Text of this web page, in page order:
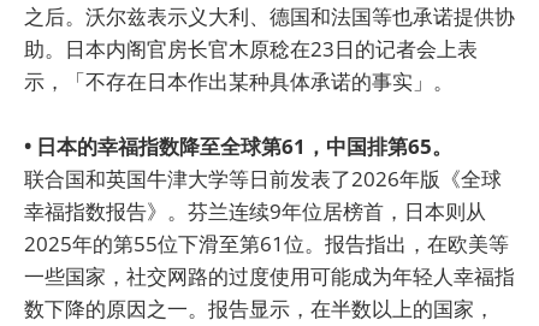
之后。沃尔兹表示义大利、德国和法国等也承诺提供协
助。日本内阁官房长官木原稔在23日的记者会上表
示，「不存在日本作出某种具体承诺的事实」。
• 日本的幸福指数降至全球第61，中国排第65。
联合国和英国牛津大学等日前发表了2026年版《全球
幸福指数报告》。芬兰连续9年位居榜首，日本则从
2025年的第55位下滑至第61位。报告指出，在欧美等
一些国家，社交网路的过度使用可能成为年轻人幸福指
数下降的原因之一。报告显示，在半数以上的国家，